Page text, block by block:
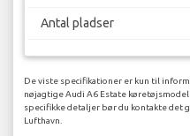
Antal pladser
De viste specifikationer er kun til
nøjagtige Audi A6 Estate
specifikke detaljer bør du kontakte det
Lufthavn.